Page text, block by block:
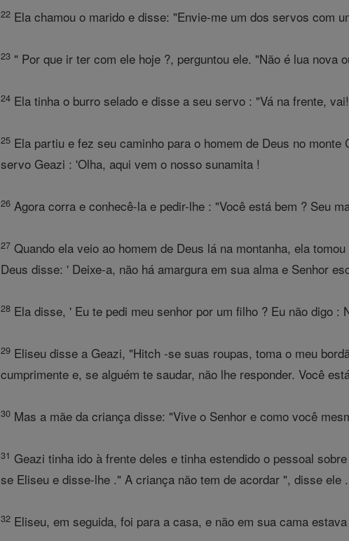
22 Ela chamou o marido e disse: "Envie-me um dos servos com
23 " Por que ir ter com ele hoje ?, perguntou ele. "Não é lua nova
24 Ela tinha o burro selado e disse a seu servo : "Vá na frente,
25 Ela partiu e fez seu caminho para o homem de Deus no
servo Geazi : 'Olha, aqui vem o nosso sunamita !
26 Agora corra e conhecê-la e pedir-lhe : "Você está bem ? Seu
27 Quando ela veio ao homem de Deus lá na montanha, ela
Deus disse: ' Deixe-a, não há amargura em sua alma e Senhor
28 Ela disse, ' Eu te pedi meu senhor por um filho ? Eu não digo :
29 Eliseu disse a Geazi, "Hitch -se suas roupas, toma o meu
cumprimente e, se alguém te saudar, não lhe responder. Você
30 Mas a mãe da criança disse: "Vive o Senhor e como você
31 Geazi tinha ido à frente deles e tinha estendido o pessoal
se Eliseu e disse-lhe ." A criança não tem de acordar ", disse ele .
32 Eliseu, em seguida, foi para a casa, e não em sua cama